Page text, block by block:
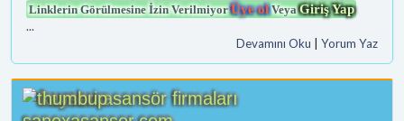
Linklerin Görülmesine İzin VerilmiyorÜye olVeyaGiriş Yap
...
Devamını Oku
Yorum Yaz
kayseri asansör firmaları